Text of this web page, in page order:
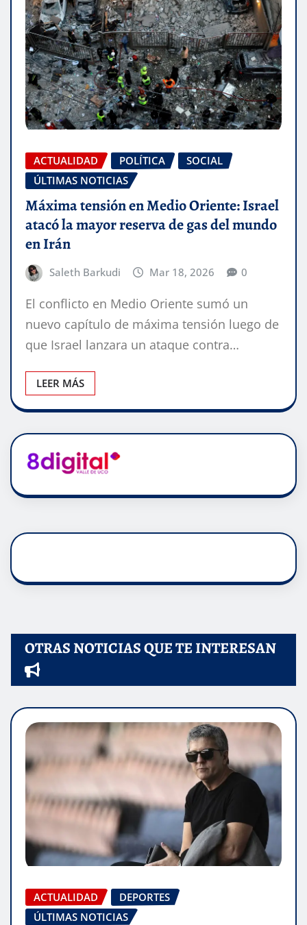
ACTUALIDAD POLÍTICA
SOCIAL
ÚLTIMAS NOTICIAS
Máxima tensión en Medio Oriente: Israel
atacó la mayor reserva de gas del mundo
en Irán
Saleth Barkudi Mar 18, 2026 0
El conflicto en Medio Oriente sumó un
nuevo capítulo de máxima tensión luego de
que Israel lanzara un ataque contra…
LEER MÁS
OTRAS NOTICIAS QUE TE INTERESAN
ACTUALIDAD
DEPORTES
ÚLTIMAS NOTICIAS